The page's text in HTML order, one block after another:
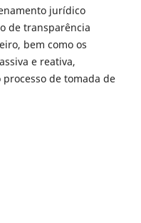
jurídico
de transparência
bem como os
e reativa,
de tomada de